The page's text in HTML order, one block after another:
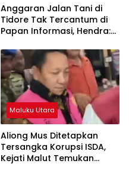
Anggaran Jalan Tani di
Tidore Tak Tercantum di
Papan Informasi, Hendra:
Maluku Utara
Aliong Mus Ditetapkan
Tersangka Korupsi ISDA,
Kejati Malut Temukan